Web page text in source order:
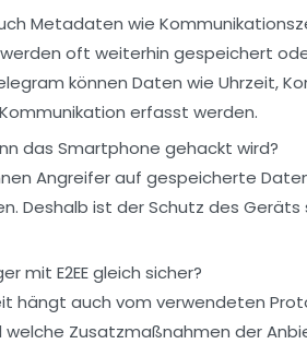
Metadaten wie
oft weiterhin gespeichert
können Daten wie Uhrzeit,
erfasst werden.
das Smartphone gehackt wird?
Angreifer auf gespeicherte
Deshalb ist der Schutz des
mit E2EE gleich sicher?
hängt auch vom verwendeten
welche Zusatzmaßnahmen der